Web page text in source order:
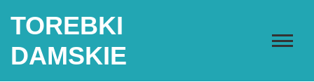
TOREBKI
DAMSKIE